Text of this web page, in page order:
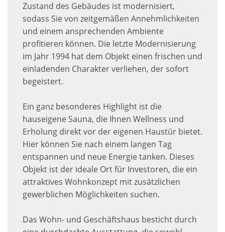
Zustand des Gebäudes ist modernisiert,
sodass Sie von zeitgemäßen Annehmlichkeiten
und einem ansprechenden Ambiente
profitieren können. Die letzte Modernisierung
im Jahr 1994 hat dem Objekt einen frischen und
einladenden Charakter verliehen, der sofort
begeistert.
Ein ganz besonderes Highlight ist die
hauseigene Sauna, die Ihnen Wellness und
Erholung direkt vor der eigenen Haustür bietet.
Hier können Sie nach einem langen Tag
entspannen und neue Energie tanken. Dieses
Objekt ist der ideale Ort für Investoren, die ein
attraktives Wohnkonzept mit zusätzlichen
gewerblichen Möglichkeiten suchen.
Das Wohn- und Geschäftshaus besticht durch